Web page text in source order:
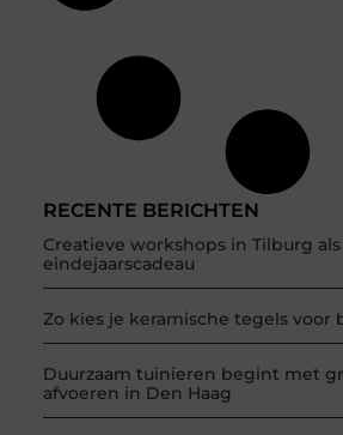
RECENTE BERICHTEN
Creatieve workshops in Tilburg als
eindejaarscadeau
Zo kies je keramische tegels voor
Duurzaam tuinieren begint met
afvoeren in Den Haag